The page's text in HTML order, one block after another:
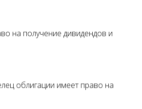
на получение дивидендов и
облигации имеет право на